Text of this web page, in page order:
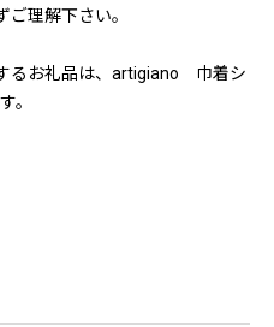
理解下さい。
るお礼品は、artigiano 巾着シ
。